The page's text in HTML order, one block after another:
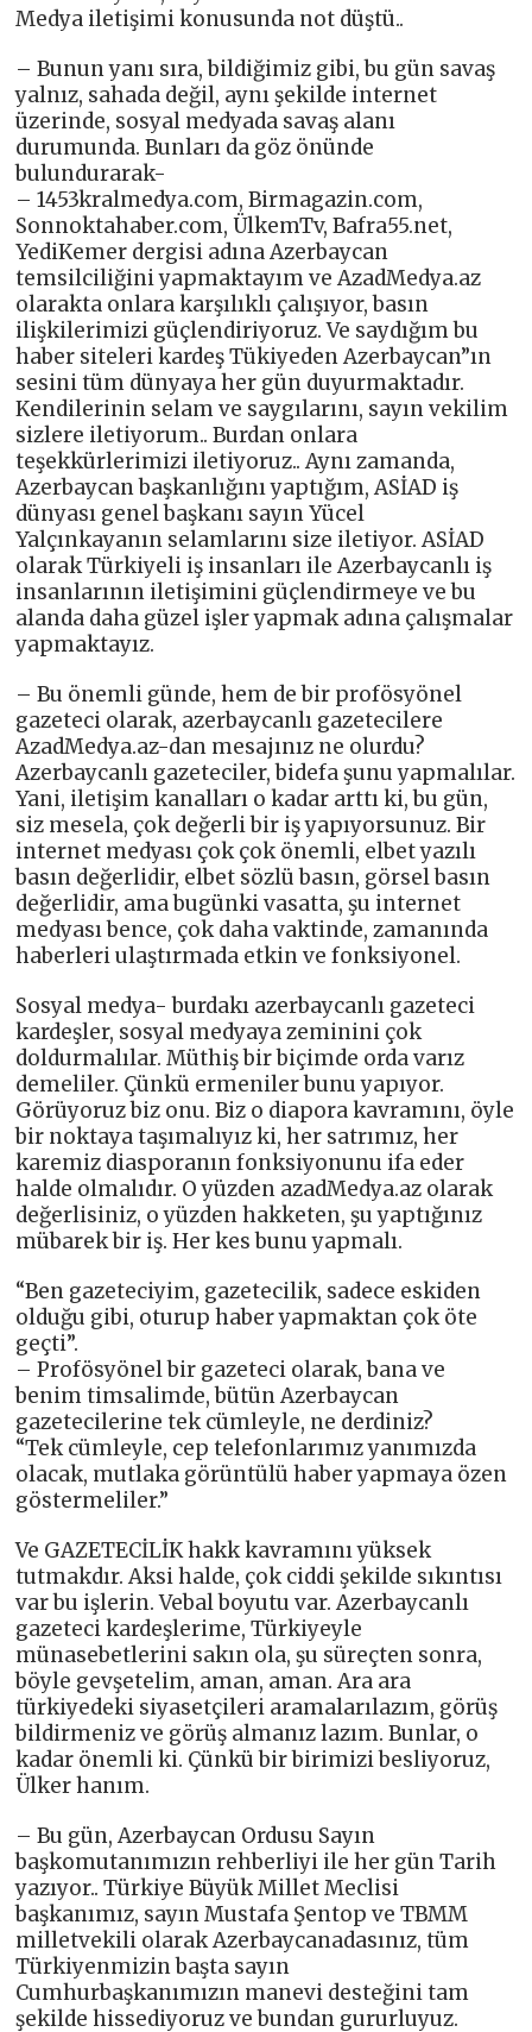
Medya iletişimi konusunda not düştü..
– Bunun yanı sıra, bildiğimiz gibi, bu gün savaş
yalnız, sahada değil, aynı şekilde internet
üzerinde, sosyal medyada savaş alanı
durumunda. Bunları da göz önünde
bulundurarak-
– 1453kralmedya.com, Birmagazin.com,
Sonnoktahaber.com, ÜlkemTv, Bafra55.net,
YediKemer dergisi adına Azerbaycan
temsilciliğini yapmaktayım ve AzadMedya.az
olarakta onlara karşılıklı çalışıyor, basın
ilişkilerimizi güçlendiriyoruz. Ve saydığım bu
haber siteleri kardeş Tükiyeden Azerbaycan”ın
sesini tüm dünyaya her gün duyurmaktadır.
Kendilerinin selam ve saygılarını, sayın vekilim
sizlere iletiyorum.. Burdan onlara
teşekkürlerimizi iletiyoruz.. Aynı zamanda,
Azerbaycan başkanlığını yaptığım, ASİAD iş
dünyası genel başkanı sayın Yücel
Yalçınkayanın selamlarını size iletiyor. ASİAD
olarak Türkiyeli iş insanları ile Azerbaycanlı iş
insanlarının iletişimini güçlendirmeye ve bu
alanda daha güzel işler yapmak adına çalışmalar
yapmaktayız.
– Bu önemli günde, hem de bir profösyönel
gazeteci olarak, azerbaycanlı gazetecilere
AzadMedya.az-dan mesajınız ne olurdu?
Azerbaycanlı gazeteciler, bidefa şunu yapmalılar.
Yani, iletişim kanalları o kadar arttı ki, bu gün,
siz mesela, çok değerli bir iş yapıyorsunuz. Bir
internet medyası çok çok önemli, elbet yazılı
basın değerlidir, elbet sözlü basın, görsel basın
değerlidir, ama bugünki vasatta, şu internet
medyası bence, çok daha vaktinde, zamanında
haberleri ulaştırmada etkin ve fonksiyonel.
Sosyal medya- burdakı azerbaycanlı gazeteci
kardeşler, sosyal medyaya zeminini çok
doldurmalılar. Müthiş bir biçimde orda varız
demeliler. Çünkü ermeniler bunu yapıyor.
Görüyoruz biz onu. Biz o diapora kavramını, öyle
bir noktaya taşımalıyız ki, her satrımız, her
karemiz diasporanın fonksiyonunu ifa eder
halde olmalıdır. O yüzden azadMedya.az olarak
değerlisiniz, o yüzden hakketen, şu yaptığınız
mübarek bir iş. Her kes bunu yapmalı.
“Ben gazeteciyim, gazetecilik, sadece eskiden
olduğu gibi, oturup haber yapmaktan çok öte
geçti”.
– Profösyönel bir gazeteci olarak, bana ve
benim timsalimde, bütün Azerbaycan
gazetecilerine tek cümleyle, ne derdiniz?
“Tek cümleyle, cep telefonlarımız yanımızda
olacak, mutlaka görüntülü haber yapmaya özen
göstermeliler.”
Ve GAZETECİLİK hakk kavramını yüksek
tutmakdır. Aksi halde, çok ciddi şekilde sıkıntısı
var bu işlerin. Vebal boyutu var. Azerbaycanlı
gazeteci kardeşlerime, Türkiyeyle
münasebetlerini sakın ola, şu süreçten sonra,
böyle gevşetelim, aman, aman. Ara ara
türkiyedeki siyasetçileri aramalarılazım, görüş
bildirmeniz ve görüş almanız lazım. Bunlar, o
kadar önemli ki. Çünkü bir birimizi besliyoruz,
Ülker hanım.
– Bu gün, Azerbaycan Ordusu Sayın
başkomutanımızın rehberliyi ile her gün Tarih
yazıyor.. Türkiye Büyük Millet Meclisi
başkanımız, sayın Mustafa Şentop ve TBMM
milletvekili olarak Azerbaycanadasınız, tüm
Türkiyenmizin başta sayın
Cumhurbaşkanımızın manevi desteğini tam
şekilde hissediyoruz ve bundan gururluyuz.